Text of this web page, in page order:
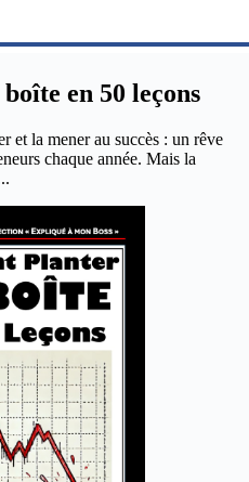
en 50 leçons
et la mener au succès : un rêve
chaque année. Mais la